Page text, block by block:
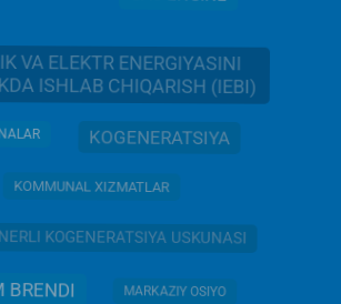
VA ELEKTR ENERGIYASINI
ISHLAB CHIQARISH (IEBI)
KOGENERATSIYA
KOMMUNAL XIZMATLAR
KOGENERATSIYA USKUNASI
BRENDI MARKAZIY OSIYO